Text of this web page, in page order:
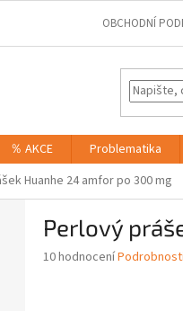
OBCHODNÍ
％ AKCE Problematika
Huanhe 24 amfor po 300 mg
Perlový
Průměrné
10 hodnocení